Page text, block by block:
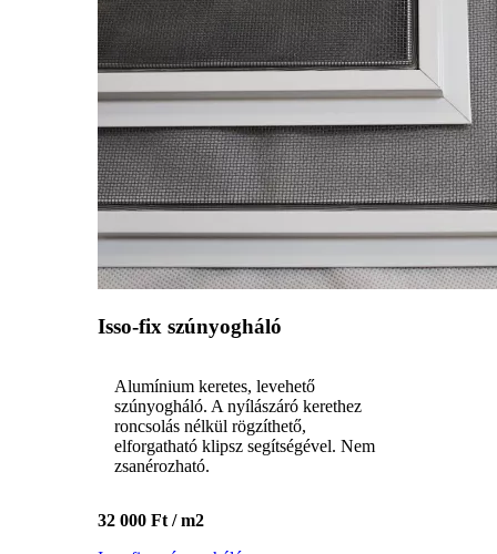
Isso-fix szúnyogháló
Alumínium keretes, levehető
szúnyogháló. A nyílászáró kerethez
roncsolás nélkül rögzíthető,
elforgatható klipsz segítségével. Nem
zsanérozható.
32 000 Ft / m2